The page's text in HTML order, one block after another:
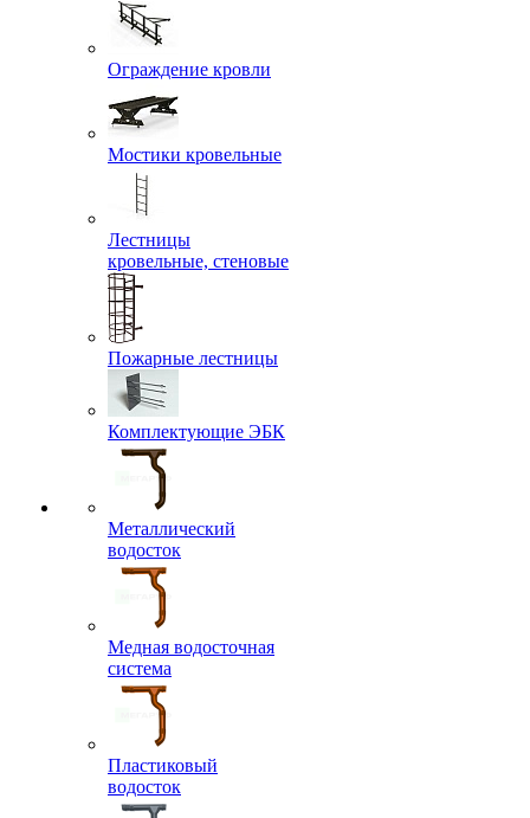
Ограждение кровли
Мостики кровельные
Лестницы
кровельные, стеновые
Пожарные лестницы
Комплектующие ЭБК
Металлический
водосток
Медная водосточная
система
Пластиковый
водосток